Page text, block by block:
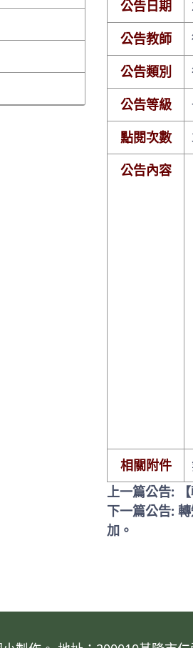
公告日期
公告教師
公告類別
公告等級
點閱次數
公告內容
相關附件
上一篇公告:
下一篇公告:
加。